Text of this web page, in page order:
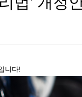
니다!